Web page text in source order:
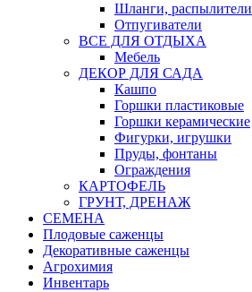
Шланги, распылители
Отпугиватели
ВСЕ ДЛЯ ОТДЫХА
Мебель
ДЕКОР ДЛЯ САДА
Кашпо
Горшки пластиковые
Горшки керамические
Фигурки, игрушки
Пруды, фонтаны
Ограждения
КАРТОФЕЛЬ
ГРУНТ, ДРЕНАЖ
СЕМЕНА
Плодовые саженцы
Декоративные саженцы
Агрохимия
Инвентарь